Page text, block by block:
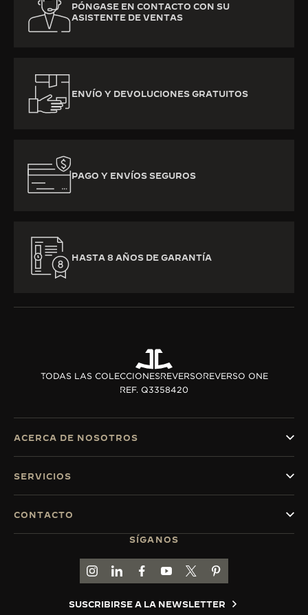
PÓNGASE EN CONTACTO CON SU
ASISTENTE DE VENTAS
ENVÍO Y DEVOLUCIONES GRATUITOS
PAGO Y ENVÍOS SEGUROS
HASTA 8 AÑOS DE GARANTÍA
TODAS LAS COLECCIONESREVERSOREVERSO ONE
REF. Q3358420
SÍGANOS
IR A LA PÁGINA DE INSTAGRAM DE JAEGER-
IR A LA PÁGINA DE LINKEDIN DE
IR A LA PÁGINA DE FACEBOOK DE
IR A LA PÁGINA DE YOUTUBE
IR A LA PÁGINA DE
IR A LA PÁGINA DE
SUSCRIBIRSE A LA NEWSLETTER
ACERCA DE NOSOTROS
SERVICIOS
CONTACTO